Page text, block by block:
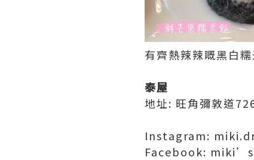
有齊熱辣辣嘅黑白
泰屋
地址: 旺角彌敦道
Instagram:
Facebook: